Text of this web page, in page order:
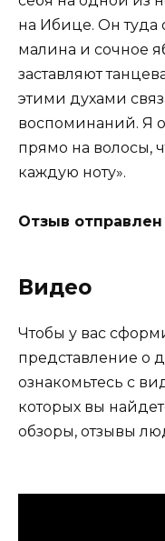
на Ибице. Он туда
малина и сочное
заставляют
этими духами
воспоминаний. Я
прямо на волосы,
каждую ноту».
Отзыв
Видео
Чтобы у вас
представление о
ознакомьтесь с
которых вы
обзоры, отзывы